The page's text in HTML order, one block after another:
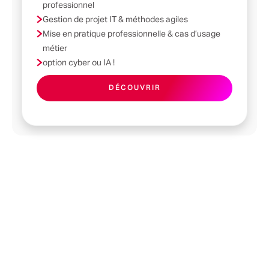
professionnel
Gestion de projet IT & méthodes agiles
Mise en pratique professionnelle & cas d’usage
métier
option cyber ou IA !
DÉCOUVRIR